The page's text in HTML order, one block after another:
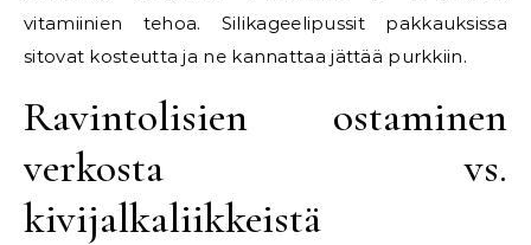
vitamiinien tehoa. Silikageelipussit pakkauksissa
sitovat kosteutta ja ne kannattaa jättää purkkiin.
Ravintolisien ostaminen
verkosta vs.
kivijalkaliikkeistä